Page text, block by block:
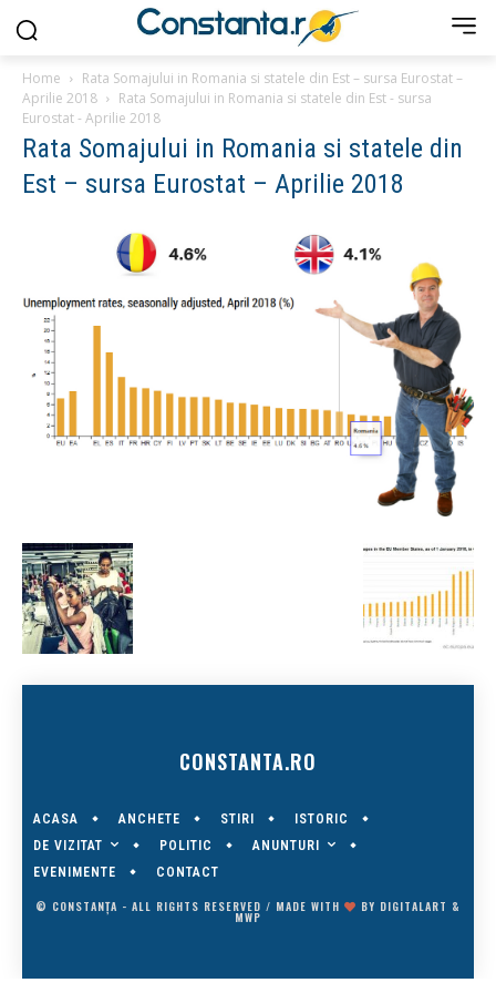
Home
Rata Somajului in Romania si statele din Est – sursa Eurostat –
Aprilie 2018
Rata Somajului in Romania si statele din Est - sursa
Eurostat - Aprilie 2018
Rata Somajului in Romania si statele din
Est – sursa Eurostat – Aprilie 2018
CONSTANTA.RO
ACASA ANCHETE STIRI
ISTORIC
DE VIZITAT
POLITIC
ANUNTURI
EVENIMENTE
CONTACT
© CONSTANȚA - ALL RIGHTS RESERVED / MADE WITH BY DIGITALART &
MWP